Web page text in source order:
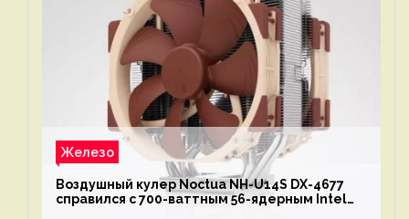
Железо
Воздушный кулер Noctua NH-U14S DX-4677
справился с 700-ваттным 56-ядерным Intel